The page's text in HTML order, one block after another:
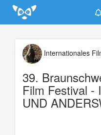
Update cookies preferences
Internationales
39.
Film Festival -
UND